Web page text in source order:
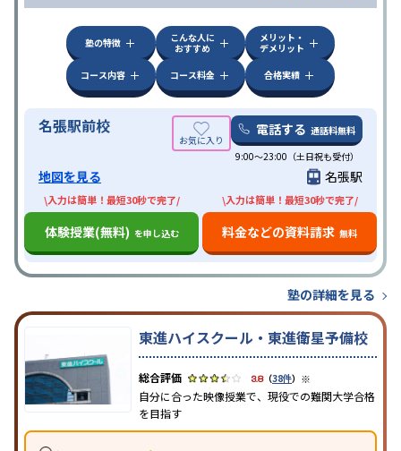
塾の特徴
こんな人に
おすすめ
メリット・
デメリット
コース内容
コース料金 合格実績
名張駅前校 電話する 通話料無料
9:00～23:00（土日祝も受付）
地図を見る 名張駅
\入力は簡単！最短30秒で完了/
体験授業(無料) を申し込む
\入力は簡単！最短30秒で完了/
料金などの資料請求 無料
塾の詳細を見る
東進ハイスクール・東進衛星予備校
3.8（38件） ※
自分に合った映像授業で、現役での難関大学合格
を目指す